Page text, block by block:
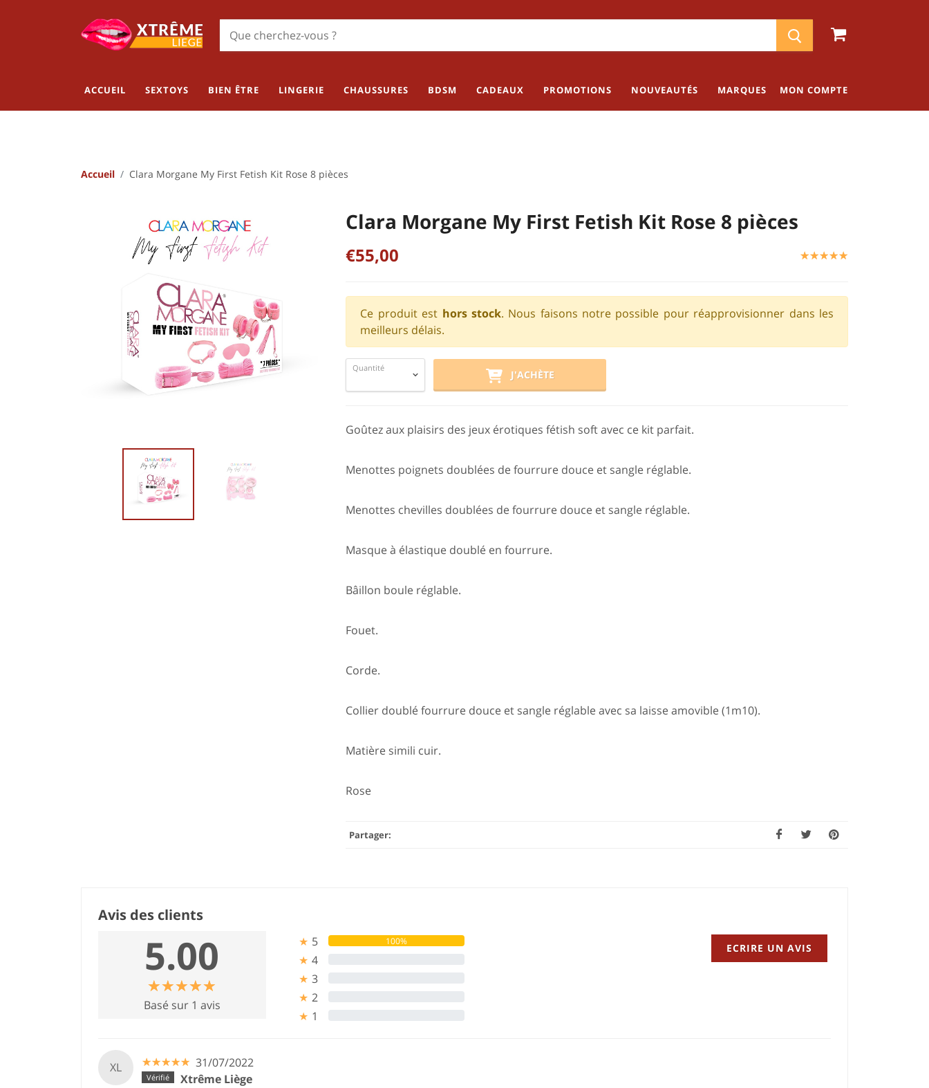
ACCUEIL SEXTOYS BIEN ÊTRE LINGERIE CHAUSSURES BDSM CADEAUX PROMOTIONS NOUVEAUTÉS MARQUES MON COMPTE
Accueil Clara Morgane My First Fetish Kit Rose 8 pièces
Clara Morgane My First Fetish Kit Rose 8 pièces
€55,00 ☆☆☆☆☆
★★★★★
Ce produit est hors stock. Nous faisons notre possible pour réapprovisionner dans les
meilleurs délais.
Quantité
J'ACHÈTE
Goûtez aux plaisirs des jeux érotiques fétish soft avec ce kit parfait.
Menottes poignets doublées de fourrure douce et sangle réglable.
Menottes chevilles doublées de fourrure douce et sangle réglable.
Masque à élastique doublé en fourrure.
Bâillon boule réglable.
Fouet.
Corde.
Collier doublé fourrure douce et sangle réglable avec sa laisse amovible (1m10).
Matière simili cuir.
Rose
Partager:
Avis des clients
5.00
☆☆☆☆☆
★★★★★
Basé sur 1 avis
★ 5 100%
★ 4
★ 3
★ 2
★ 1
ECRIRE UN AVIS
XL ☆☆☆☆☆
★★★★★ 31/07/2022
Xtrême Liège